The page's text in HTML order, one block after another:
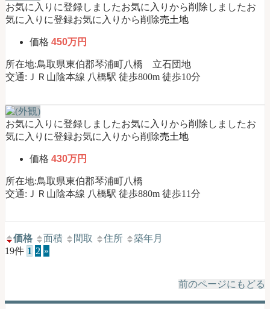
お気に入りに登録しましたお気に入りから削除しましたお
気に入りに登録お気に入りから削除売土地
価格 450万円
所在地:鳥取県東伯郡琴浦町八橋 立石団地
交通:ＪＲ山陰本線 八橋駅 徒歩800m 徒歩10分
お気に入りに登録しましたお気に入りから削除しましたお
気に入りに登録お気に入りから削除売土地
価格 430万円
所在地:鳥取県東伯郡琴浦町八橋
交通:ＪＲ山陰本線 八橋駅 徒歩880m 徒歩11分
価格 面積 間取 住所
築年月
19件 1 2 »
前のページにもどる